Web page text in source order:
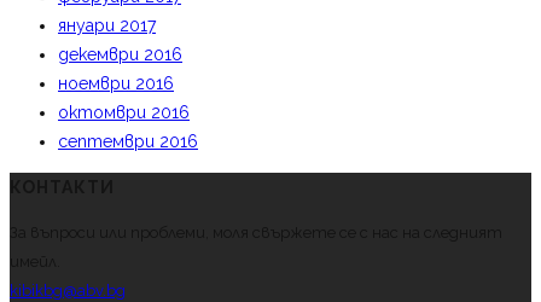
януари 2017
декември 2016
ноември 2016
октомври 2016
септември 2016
За въпроси или проблеми, моля свържете се с нас на следният
имейл.
kibikbg@abv.bg